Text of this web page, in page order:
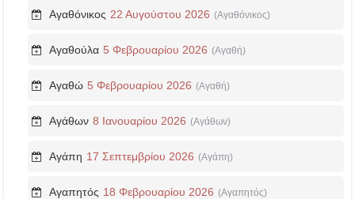
Αγαθόνικος 22 Αυγούστου 2026 (Αγαθόνικος)
Αγαθούλα 5 Φεβρουαρίου 2026 (Αγαθή)
Αγαθώ 5 Φεβρουαρίου 2026 (Αγαθή)
Αγάθων 8 Ιανουαρίου 2026 (Αγάθων)
Αγάπη 17 Σεπτεμβρίου 2026 (Αγάπη)
Αγαπητός 18 Φεβρουαρίου 2026 (Αγαπητός)